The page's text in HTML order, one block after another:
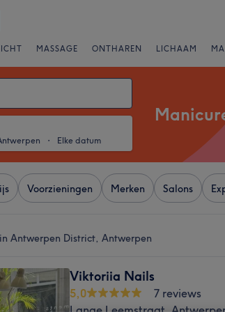
MASSAGE ONTHAREN LICHAAM
・ Elke datum
Voorzieningen Merken Salons
Antwerpen District, Antwerpen
Viktoriia Nails
5,0
7 reviews